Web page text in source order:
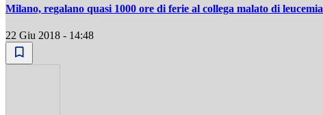
Milano, regalano quasi 1000 ore di ferie al collega malato di leucemia
22 Giu 2018 - 14:48